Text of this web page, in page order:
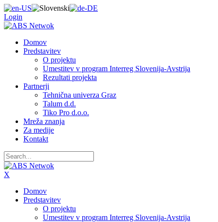
Login
Domov
Predstavitev
O projektu
Umestitev v program Interreg Slovenija-Avstrija
Rezultati projekta
Partnerji
Tehnična univerza Graz
Talum d.d.
Tiko Pro d.o.o.
Mreža znanja
Za medije
Kontakt
X
Domov
Predstavitev
O projektu
Umestitev v program Interreg Slovenija-Avstrija